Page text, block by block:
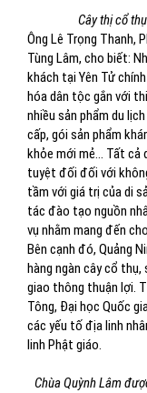
Cây thị cổ
Ông Lê Trọng Thanh,
Tùng Lâm, cho biết:
khách tại Yên Tử
hóa dân tộc gắn với
nhiều sản phẩm du
cấp, gói sản phẩm
khỏe mới mẻ... Tất cả
tuyệt đối đối với
tầm với giá trị của di
tác đào tạo nguồn
vụ nhằm mang đến
Bên cạnh đó, Quảng
hàng ngàn cây cổ
giao thông thuận lợi.
Tông, Đại học Quốc
các yếu tố địa linh
linh Phật giáo.
Chùa Quỳnh Lâm